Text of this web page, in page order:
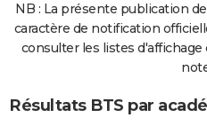
NB : La présente publication
caractère de notification
consulter les listes
Résultats BTS par